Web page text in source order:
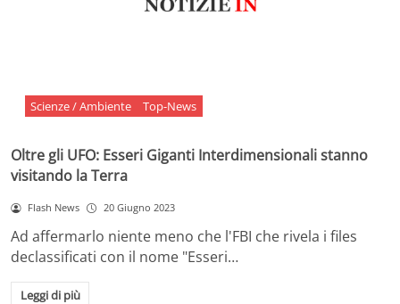
Scienze / Ambiente Top-News
Oltre gli UFO: Esseri Giganti Interdimensionali stanno
visitando la Terra
Flash News 20 Giugno 2023
Ad affermarlo niente meno che l'FBI che rivela i files
declassificati con il nome "Esseri…
Leggi di più